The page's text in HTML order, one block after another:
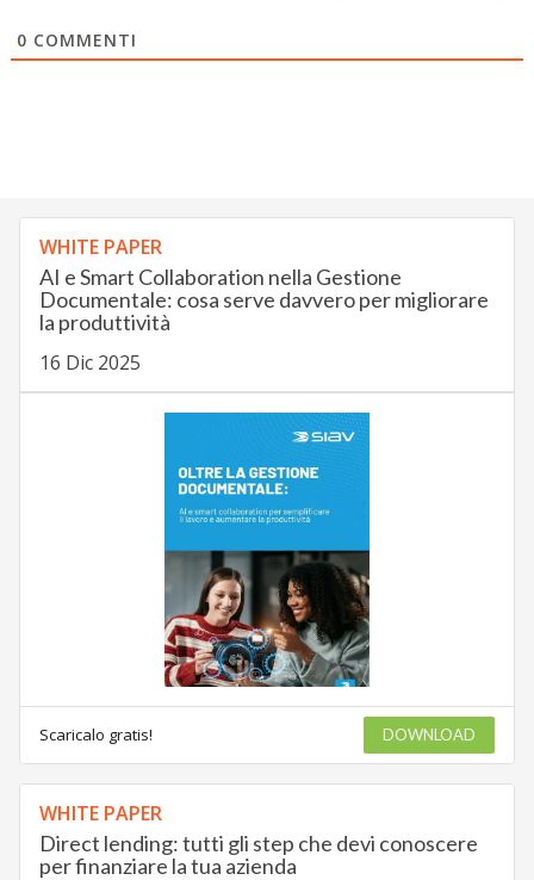
0 COMMENTI
WHITE PAPER
AI e Smart Collaboration nella Gestione
Documentale: cosa serve davvero per migliorare
la produttività
16 Dic 2025
Scaricalo gratis! DOWNLOAD
WHITE PAPER
Direct lending: tutti gli step che devi conoscere
per finanziare la tua azienda